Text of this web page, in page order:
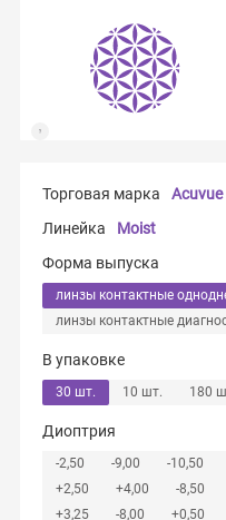
Торговая марка
Acuvue
Линейка
Moist
Форма выпуска
линзы контактные
линзы контактные
В упаковке
30 шт. 10 шт. 180
Диоптрия
-2,50 -9,00 -10,50
+2,50
+4,00 -8,50
+3,25
-8,00 +0,50